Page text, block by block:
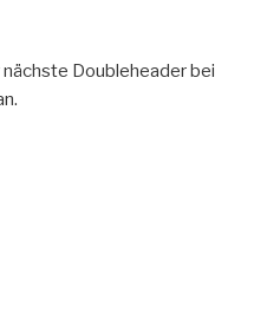
Doubleheader bei